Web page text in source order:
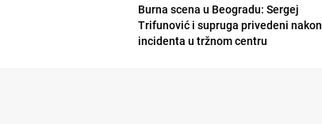
Burna scena u Beogradu: Sergej
Trifunović i supruga privedeni nakon
incidenta u tržnom centru